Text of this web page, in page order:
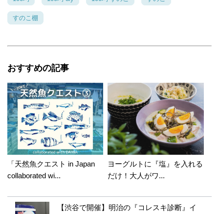
すのこ棚
おすすめの記事
「天然魚クエスト in Japan
collaborated wi...
ヨーグルトに『塩』を入れる
だけ！大人がワ...
【渋谷で開催】明治の『コレスキ診断』イ